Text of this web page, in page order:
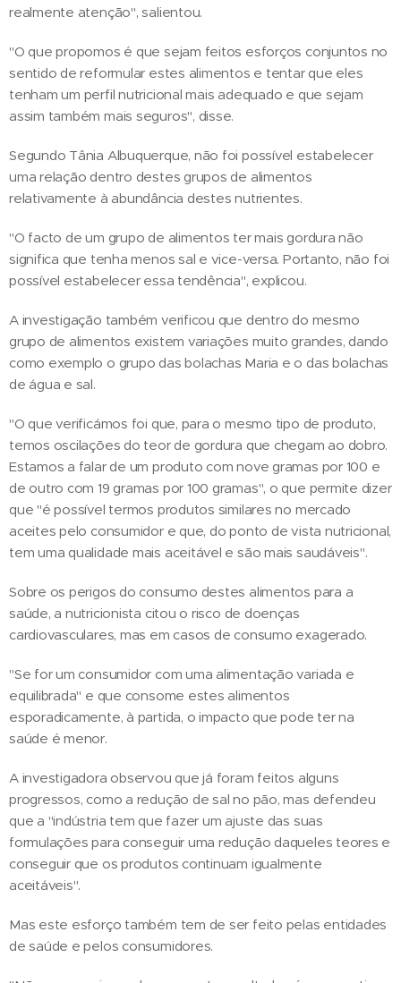
realmente atenção", salientou.
"O que propomos é que sejam feitos esforços conjuntos no
sentido de reformular estes alimentos e tentar que eles
tenham um perfil nutricional mais adequado e que sejam
assim também mais seguros", disse.
Segundo Tânia Albuquerque, não foi possível estabelecer
uma relação dentro destes grupos de alimentos
relativamente à abundância destes nutrientes.
"O facto de um grupo de alimentos ter mais gordura não
significa que tenha menos sal e vice-versa. Portanto, não foi
possível estabelecer essa tendência", explicou.
A investigação também verificou que dentro do mesmo
grupo de alimentos existem variações muito grandes, dando
como exemplo o grupo das bolachas Maria e o das bolachas
de água e sal.
"O que verificámos foi que, para o mesmo tipo de produto,
temos oscilações do teor de gordura que chegam ao dobro.
Estamos a falar de um produto com nove gramas por 100 e
de outro com 19 gramas por 100 gramas", o que permite dizer
que "é possível termos produtos similares no mercado
aceites pelo consumidor e que, do ponto de vista nutricional,
tem uma qualidade mais aceitável e são mais saudáveis".
Sobre os perigos do consumo destes alimentos para a
saúde, a nutricionista citou o risco de doenças
cardiovasculares, mas em casos de consumo exagerado.
"Se for um consumidor com uma alimentação variada e
equilibrada" e que consome estes alimentos
esporadicamente, à partida, o impacto que pode ter na
saúde é menor.
A investigadora observou que já foram feitos alguns
progressos, como a redução de sal no pão, mas defendeu
que a "indústria tem que fazer um ajuste das suas
formulações para conseguir uma redução daqueles teores e
conseguir que os produtos continuam igualmente
aceitáveis".
Mas este esforço também tem de ser feito pelas entidades
de saúde e pelos consumidores.